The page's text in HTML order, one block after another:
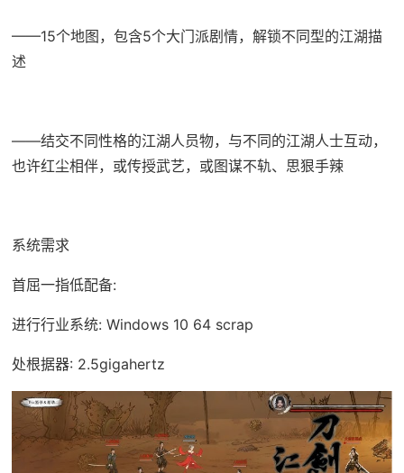
——15个地图，包含5个大门派剧情，解锁不同型的江湖描
述
——结交不同性格的江湖人员物，与不同的江湖人士互动，
也许红尘相伴，或传授武艺，或图谋不轨、思狠手辣
系统需求
首屈一指低配备:
进行行业系统: Windows 10 64 scrap
处根据器: 2.5gigahertz